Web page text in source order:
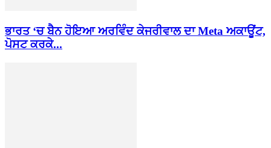
ਭਾਰਤ ‘ਚ ਬੈਨ ਹੋਇਆ ਅਰਵਿੰਦ ਕੇਜਰੀਵਾਲ ਦਾ Meta ਅਕਾਊਂਟ,
ਪੋਸਟ ਕਰਕੇ...